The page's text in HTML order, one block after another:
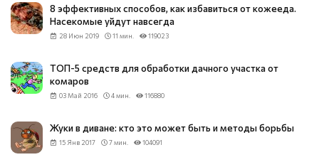
8 эффективных способов, как избавиться от кожееда.
Насекомые уйдут навсегда
28 Июн 2019 11 мин. 119023
ТОП-5 средств для обработки дачного участка от
комаров
03 Май 2016 4 мин. 116880
Жуки в диване: кто это может быть и методы борьбы
15 Янв 2017 7 мин. 104091